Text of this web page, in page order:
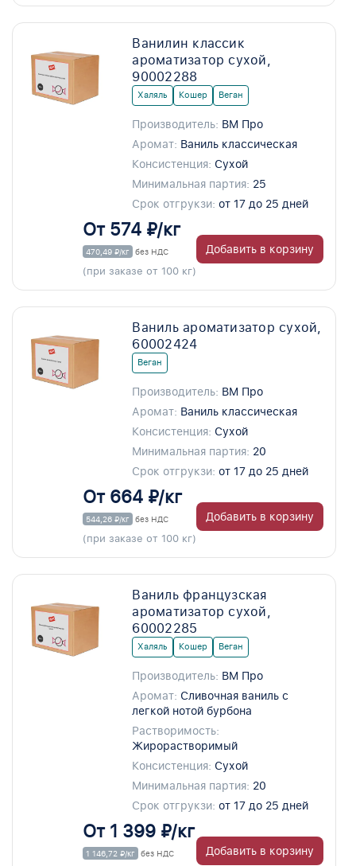
Ванилин классик
ароматизатор сухой,
90002288
Халяль Кошер Веган
Производитель: ВМ Про
Аромат: Ваниль классическая
Консистенция: Сухой
Минимальная партия: 25
Срок отгрукзи: от 17 до 25 дней
От 574 ₽/кг
470,49 ₽/кг без НДС
(при заказе от 100 кг)
Добавить в корзину
Ваниль ароматизатор сухой,
60002424
Веган
Производитель: ВМ Про
Аромат: Ваниль классическая
Консистенция: Сухой
Минимальная партия: 20
Срок отгрукзи: от 17 до 25 дней
От 664 ₽/кг
544,26 ₽/кг без НДС
(при заказе от 100 кг)
Добавить в корзину
Ваниль французская
ароматизатор сухой,
60002285
Халяль Кошер Веган
Производитель: ВМ Про
Аромат: Сливочная ваниль с
легкой нотой бурбона
Растворимость:
Жирорастворимый
Консистенция: Сухой
Минимальная партия: 20
Срок отгрукзи: от 17 до 25 дней
От 1 399 ₽/кг
1 146,72 ₽/кг без НДС Добавить в корзину